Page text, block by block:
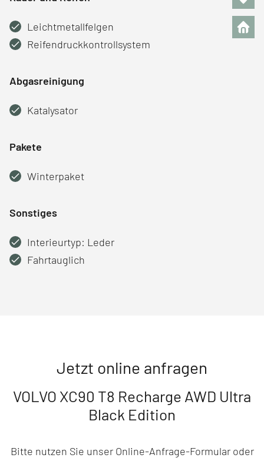
Leichtmetallfelgen
Reifendruckkontrollsystem
Abgasreinigung
Katalysator
Pakete
Winterpaket
Sonstiges
Interieurtyp: Leder
Fahrtauglich
Jetzt online anfragen
VOLVO XC90 T8 Recharge AWD Ultra
Black Edition
Bitte nutzen Sie unser Online-Anfrage-Formular oder